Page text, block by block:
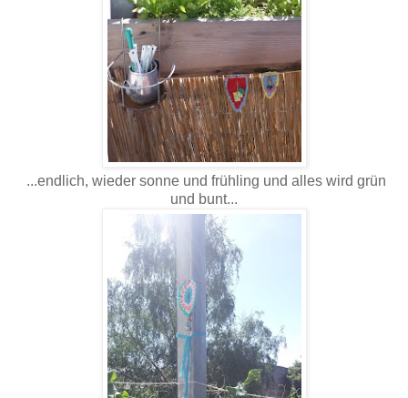
...endlich, wieder sonne und frühling und alles wird grün
und bunt...